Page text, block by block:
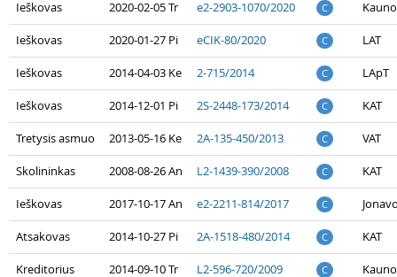
Ieškovas 2020-02-05 Tr e2-2903-1070/2020 C
Ieškovas 2020-01-27 Pi eCIK-80/2020 C LAT
Ieškovas 2014-04-03 Ke 2-715/2014 C LApT
Ieškovas 2014-12-01 Pi 2S-2448-173/2014 C KAT
Tretysis asmuo 2013-05-16 Ke 2A-135-450/2013 C VAT
Skolininkas 2008-08-26 An L2-1439-390/2008 C KAT
Ieškovas 2017-10-17 An e2-2211-814/2017 C
Atsakovas 2014-10-27 Pi 2A-1518-480/2014 C KAT
Kreditorius 2014-09-10 Tr L2-596-720/2009 C